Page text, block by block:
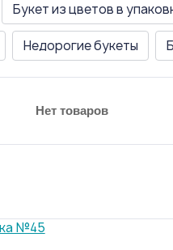
Букет из цветов в
Недорогие букеты
Нет товаров